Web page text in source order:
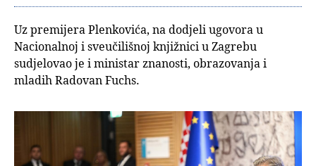
Uz premijera Plenkovića, na dodjeli ugovora u
Nacionalnoj i sveučilišnoj knjižnici u Zagrebu
sudjelovao je i ministar znanosti, obrazovanja i
mladih Radovan Fuchs.